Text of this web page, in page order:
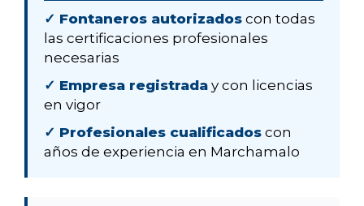
✓ Fontaneros autorizados con todas
las certificaciones profesionales
necesarias
✓ Empresa registrada y con licencias
en vigor
✓ Profesionales cualificados con
años de experiencia en Marchamalo